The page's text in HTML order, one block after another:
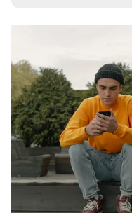
sponsorloop,
Leerlingen
goed doel dat bij
geld in. Het resultaat? Meer eigenaarschap, meer
enthousiasme én